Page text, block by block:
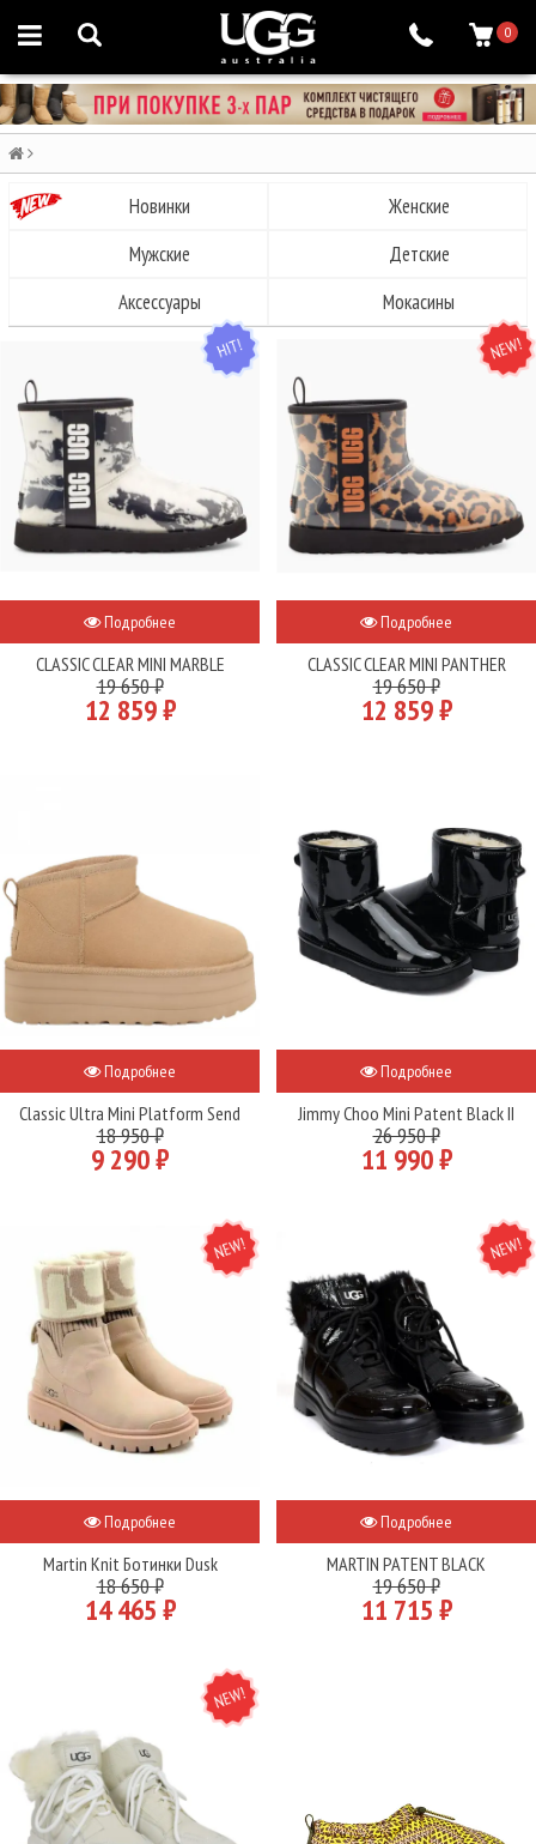
0
Новинки
Женские
Мужские
Детские
Аксессуары
Мокасины
HIT
Подробнее
CLASSIC CLEAR MINI MARBLE
19 650 ₽
12 859 ₽
NEW
Подробнее
CLASSIC CLEAR MINI PANTHER
19 650 ₽
12 859 ₽
Подробнее
Classic Ultra Mini Platform Send
18 950 ₽
9 290 ₽
Подробнее
Jimmy Choo Mini Patent Black II
26 950 ₽
11 990 ₽
NEW
Подробнее
Martin Knit Ботинки Dusk
18 650 ₽
14 465 ₽
NEW
Подробнее
MARTIN PATENT BLACK
19 650 ₽
11 715 ₽
NEW